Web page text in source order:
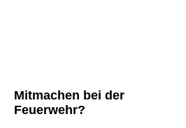
Mitmachen bei der
Feuerwehr?